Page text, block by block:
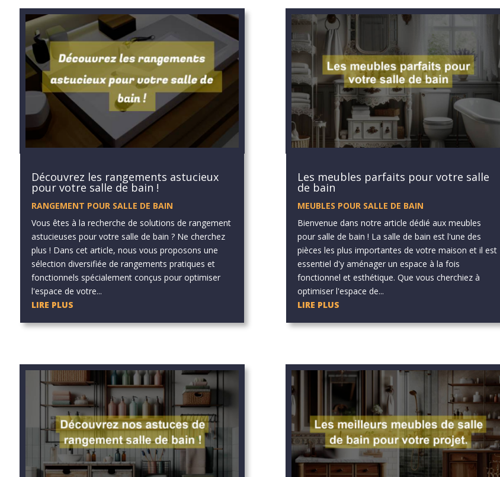
Découvrez les rangements astucieux
pour votre salle de bain !
RANGEMENT POUR SALLE DE BAIN
Vous êtes à la recherche de solutions de rangement
astucieuses pour votre salle de bain ? Ne cherchez
plus ! Dans cet article, nous vous proposons une
sélection diversifiée de rangements pratiques et
fonctionnels spécialement conçus pour optimiser
l'espace de votre...
LIRE PLUS
Les meubles parfaits pour votre salle
de bain
MEUBLES POUR SALLE DE BAIN
Bienvenue dans notre article dédié aux meubles
pour salle de bain ! La salle de bain est l'une des
pièces les plus importantes de votre maison et il est
essentiel d'y aménager un espace à la fois
fonctionnel et esthétique. Que vous cherchiez à
optimiser l'espace de...
LIRE PLUS